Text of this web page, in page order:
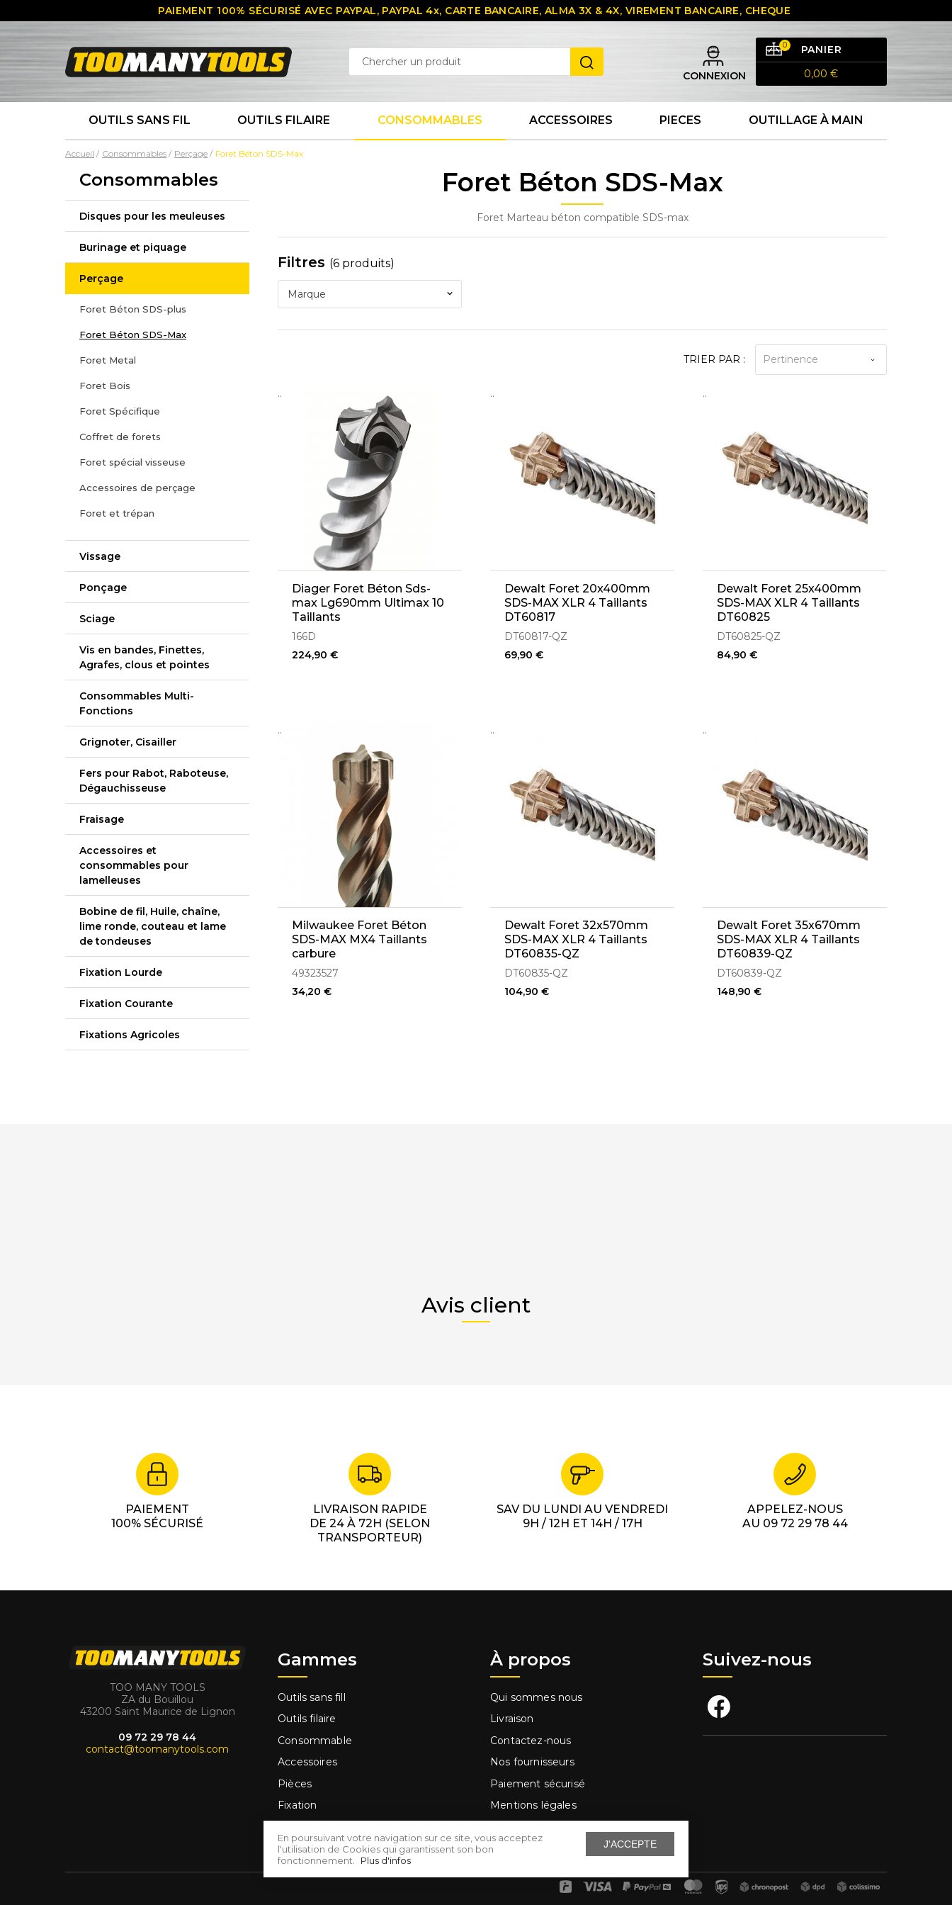
J'ACCEPTE
En poursuivant votre navigation sur ce site, vous acceptez
l'utilisation de Cookies qui garantissent son bon
fonctionnement.
Plus d'infos
PAIEMENT 100% SÉCURISÉ AVEC PAYPAL, PAYPAL 4x, CARTE BANCAIRE, ALMA 3X & 4X, VIREMENT BANCAIRE, CHEQUE
CONNEXION
PANIER
0
0,00 €
OUTILS SANS FIL OUTILS FILAIRE CONSOMMABLES ACCESSOIRES PIECES OUTILLAGE À MAIN
Accueil Consommables Perçage Foret Béton SDS-Max
Consommables
Disques pour les meuleuses
Burinage et piquage
Perçage
Foret Béton SDS-plus
Foret Béton SDS-Max
Foret Metal
Foret Bois
Foret Spécifique
Coffret de forets
Foret spécial visseuse
Accessoires de perçage
Foret et trépan
Vissage
Ponçage
Sciage
Vis en bandes, Finettes,
Agrafes, clous et pointes
Consommables Multi-
Fonctions
Grignoter, Cisailler
Fers pour Rabot, Raboteuse,
Dégauchisseuse
Fraisage
Accessoires et
consommables pour
lamelleuses
Bobine de fil, Huile, chaîne,
lime ronde, couteau et lame
de tondeuses
Fixation Lourde
Fixation Courante
Fixations Agricoles
Foret Béton SDS-Max
Foret Marteau béton compatible SDS-max
Filtres (6 produits)
Marque
TRIER PAR : Pertinence
..
Diager Foret Béton Sds-
max Lg690mm Ultimax 10
Taillants
166D
224,90 €
..
Dewalt Foret 20x400mm
SDS-MAX XLR 4 Taillants
DT60817
DT60817-QZ
69,90 €
..
Dewalt Foret 25x400mm
SDS-MAX XLR 4 Taillants
DT60825
DT60825-QZ
84,90 €
..
Milwaukee Foret Béton
SDS-MAX MX4 Taillants
carbure
49323527
34,20 €
..
Dewalt Foret 32x570mm
SDS-MAX XLR 4 Taillants
DT60835-QZ
DT60835-QZ
104,90 €
..
Dewalt Foret 35x670mm
SDS-MAX XLR 4 Taillants
DT60839-QZ
DT60839-QZ
148,90 €
Avis client
PAIEMENT
100% SÉCURISÉ
LIVRAISON RAPIDE
DE 24 À 72H (SELON
TRANSPORTEUR)
SAV DU LUNDI AU VENDREDI
9H / 12H ET 14H / 17H
APPELEZ-NOUS
AU 09 72 29 78 44
TOO MANY TOOLS
ZA du Bouillou
43200 Saint Maurice de Lignon
09 72 29 78 44
contact@toomanytools.com
Gammes
Outils sans fill
Outils filaire
Consommable
Accessoires
Pièces
Fixation
Promos
À propos
Qui sommes nous
Livraison
Contactez-nous
Nos fournisseurs
Paiement sécurisé
Mentions légales
Cartes cadeaux
Suivez-nous